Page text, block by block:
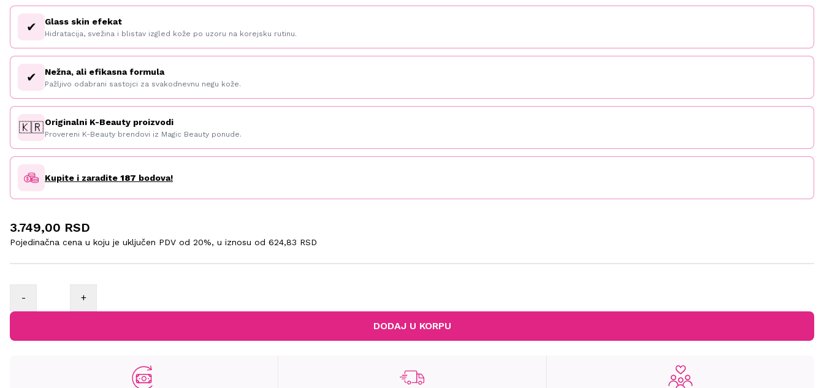
✔ Glass skin efekat
Hidratacija, svežina i blistav izgled kože po uzoru na korejsku rutinu.
✔ Nežna, ali efikasna formula
Pažljivo odabrani sastojci za svakodnevnu negu kože.
🇰🇷Originalni K-Beauty proizvodi
Provereni K-Beauty brendovi iz Magic Beauty ponude.
Kupite i zaradite 187 bodova!
3.749,00 RSD
Pojedinačna cena u koju je uključen PDV od 20%, u iznosu od 624,83 RSD
- +
DODAJ U KORPU